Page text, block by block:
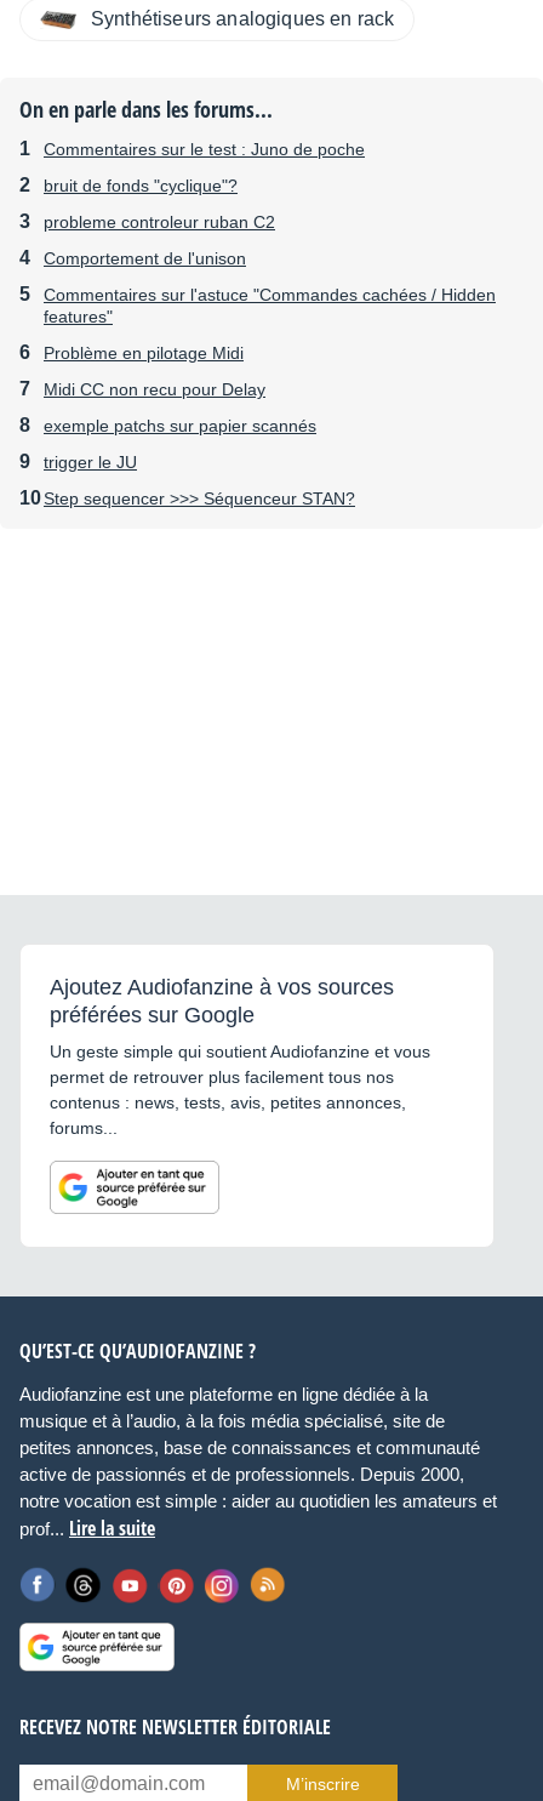
Synthétiseurs analogiques en rack
On en parle dans les forums...
Commentaires sur le test : Juno de poche
bruit de fonds "cyclique"?
probleme controleur ruban C2
Comportement de l'unison
Commentaires sur l'astuce "Commandes cachées / Hidden
features"
Problème en pilotage Midi
Midi CC non recu pour Delay
exemple patchs sur papier scannés
trigger le JU
Step sequencer >>> Séquenceur STAN?
Ajoutez Audiofanzine à vos sources
préférées sur Google
Un geste simple qui soutient Audiofanzine et vous
permet de retrouver plus facilement tous nos
contenus : news, tests, avis, petites annonces,
forums...
QU’EST-CE QU’AUDIOFANZINE ?
Audiofanzine est une plateforme en ligne dédiée à la
musique et à l’audio, à la fois média spécialisé, site de
petites annonces, base de connaissances et communauté
active de passionnés et de professionnels. Depuis 2000,
notre vocation est simple : aider au quotidien les amateurs et
prof... Lire la suite
RECEVEZ NOTRE NEWSLETTER ÉDITORIALE
M’inscrire